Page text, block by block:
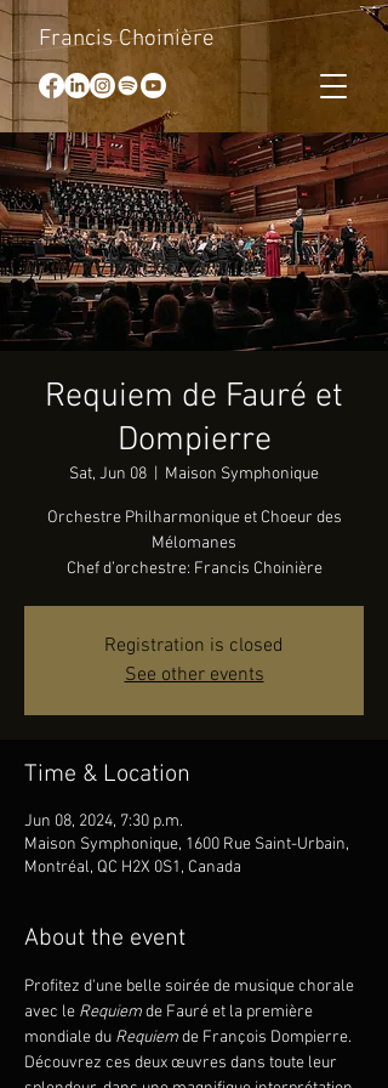
Francis Choinière
Requiem de Fauré et
Dompierre
Sat, Jun 08 Maison Symphonique
Orchestre Philharmonique et Choeur des
Mélomanes
Chef d’orchestre: Francis Choinière
Registration is closed
See other events
Time & Location
Jun 08, 2024, 7:30 p.m.
Maison Symphonique, 1600 Rue Saint-Urbain,
Montréal, QC H2X 0S1, Canada
About the event
Profitez d'une belle soirée de musique chorale
avec le Requiem de Fauré et la première
mondiale du Requiem de François Dompierre.
Découvrez ces deux œuvres dans toute leur